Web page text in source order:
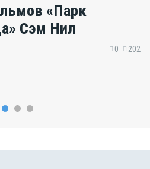
«Парк
Сэм Нил
0 202